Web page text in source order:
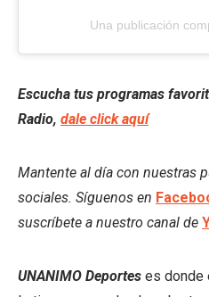
Escucha tus programas
Radio, dale click aquí
Mantente al día con nuestras
sociales. Síguenos en
suscríbete a nuestro canal de
UNANIMO Deportes es donde